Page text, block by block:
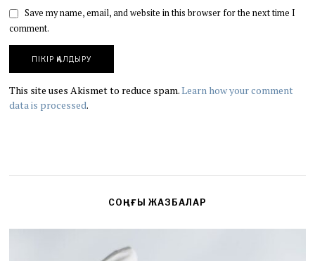
Save my name, email, and website in this browser for the next time I
comment.
This site uses Akismet to reduce spam.Learn how your comment
data is processed.
СОҢҒЫ ЖАЗБАЛАР